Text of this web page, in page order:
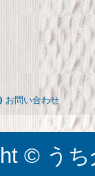
お問い合わせ
© う